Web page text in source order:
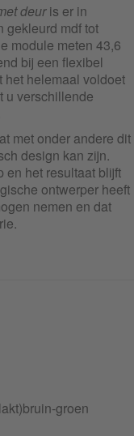
deuris er in
gekleurd mdf tot
module meten 43,6
bij een flexibel
het helemaal voldoet
u verschillende
met onder andere dit
design kan zijn.
en het resultaat blijft
ontwerper heeft
nemen en dat
bruin-groen